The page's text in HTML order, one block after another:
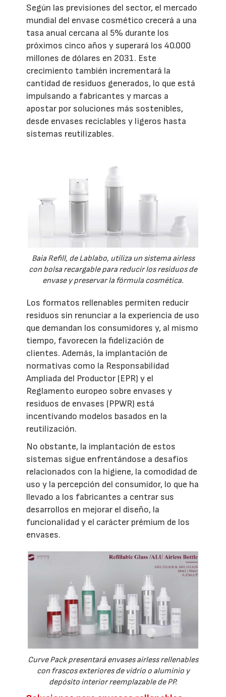
Según las previsiones del sector, el mercado
mundial del envase cosmético crecerá a una
tasa anual cercana al 5% durante los
próximos cinco años y superará los 40.000
millones de dólares en 2031. Este
crecimiento también incrementará la
cantidad de residuos generados, lo que está
impulsando a fabricantes y marcas a
apostar por soluciones más sostenibles,
desde envases reciclables y ligeros hasta
sistemas reutilizables.
Baia Refill, de Lablabo, utiliza un sistema airless
con bolsa recargable para reducir los residuos de
envase y preservar la fórmula cosmética.
Los formatos rellenables permiten reducir
residuos sin renunciar a la experiencia de uso
que demandan los consumidores y, al mismo
tiempo, favorecen la fidelización de
clientes. Además, la implantación de
normativas como la Responsabilidad
Ampliada del Productor (EPR) y el
Reglamento europeo sobre envases y
residuos de envases (PPWR) está
incentivando modelos basados en la
reutilización.
No obstante, la implantación de estos
sistemas sigue enfrentándose a desafíos
relacionados con la higiene, la comodidad de
uso y la percepción del consumidor, lo que ha
llevado a los fabricantes a centrar sus
desarrollos en mejorar el diseño, la
funcionalidad y el carácter prémium de los
envases.
Curve Pack presentará envases airless rellenables
con frascos exteriores de vidrio o aluminio y
depósito interior reemplazable de PP.